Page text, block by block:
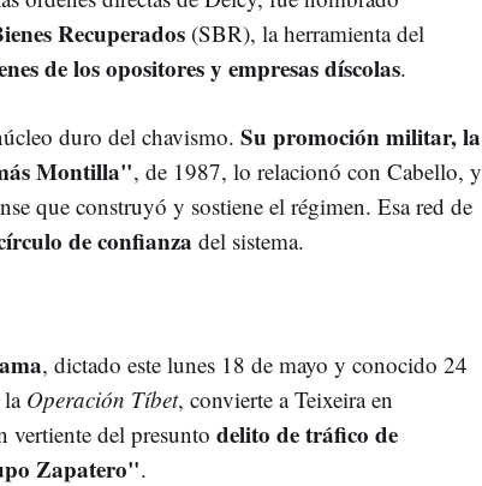
Recuperados (SBR), la herramienta del
de los opositores y empresas díscolas.
duro del chavismo. Su promoción militar, la
Montilla", de 1987, lo relacionó con Cabello, y
que construyó y sostiene el régimen. Esa red de
de confianza del sistema.
, dictado este lunes 18 de mayo y conocido 24
la Operación Tíbet, convierte a Teixeira en
vertiente del presunto delito de tráfico de
Zapatero".